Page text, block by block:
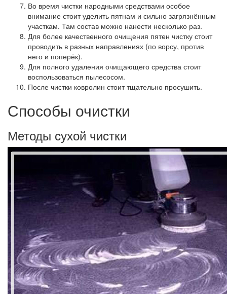
Во время чистки народными средствами особое
внимание стоит уделить пятнам и сильно загрязнённым
участкам. Там состав можно нанести несколько раз.
Для более качественного очищения пятен чистку стоит
проводить в разных направлениях (по ворсу, против
него и поперёк).
Для полного удаления очищающего средства стоит
воспользоваться пылесосом.
После чистки ковролин стоит тщательно просушить.
Способы очистки
Методы сухой чистки